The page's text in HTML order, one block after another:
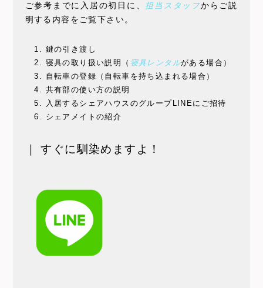
ご参考までに入居の初日に、 担当スタッフからご説
明する内容をご覧下さい。
鍵の引き渡し
寝具の取り扱い説明（ 寝具レンタルがある場合）
自転車の登録（自転車を持ち込まれる場合）
共有部の使い方の説明
入居するシェアハウスのグループLINEにご招待
シェアメイトの紹介
｜ すぐに馴染めますよ！